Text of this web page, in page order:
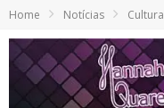
Home Notícias Cultura